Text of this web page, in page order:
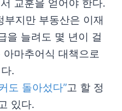
교훈을 얻어야 한다.
지만 부동산은 이재
을 늘려도 몇 년이 걸
마추어식 대책으로
.
도 돌아섰다”고 할 정
있다.